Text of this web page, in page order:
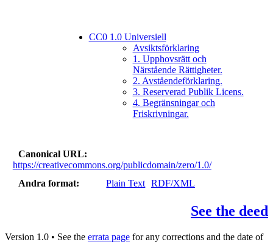
CC0 1.0 Universiell
Avsiktsförklaring
1. Upphovsrätt och
Närstående Rättigheter.
2. Avståendeförklaring.
3. Reserverad Publik Licens.
4. Begränsningar och
Friskrivningar.
Canonical URL
https://creativecommons.org/publicdomain/zero/1.0/
Andra format
Plain Text RDF/XML
See the deed
Version 1.0 • See the errata page for any corrections and the date of